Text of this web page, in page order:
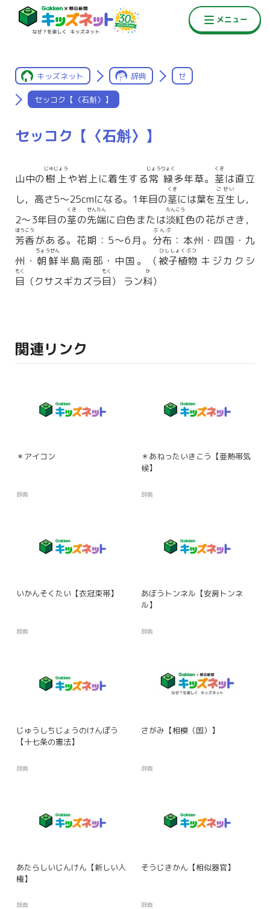
キッズネット 辞典 せ
セッコク【〈石斛〉】
セッコク【〈石斛〉】
山中の樹上
じゅじょう
や岩上に着生する常緑
じょうりょく
多年草。 茎
くき
は直立
し，高さ5〜25cmになる。1年目の茎
くき
には葉を互生
ごせい
し，
2〜3年目の茎
くき
の先端
せんたん
に白色または淡紅
たんこう
色の花がさき，
芳香
ほうこう
がある。花期：5〜6月。 分布
ぶんぷ
：本州・四国・九
州・ 朝鮮
ちょうせん
半島南部・中国。（被子植物
ひししょくぶつ
キジカクシ
目
もく
（クサスギカズラ目
もく
） ラン科
か
）
関連リンク
＊アイコン
辞典
＊あねったいきこう【亜熱帯気
候】
辞典
いかんそくたい【衣冠束帯】
辞典
あぼうトンネル【安房トンネ
ル】
辞典
じゅうしちじょうのけんぽう
【十七条の憲法】
辞典
さがみ【相模（国）】
辞典
あたらしいじんけん【新しい人
権】
辞典
そうじきかん【相似器官】
辞典